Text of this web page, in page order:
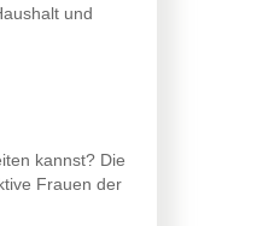
und
kannst? Die
Frauen der